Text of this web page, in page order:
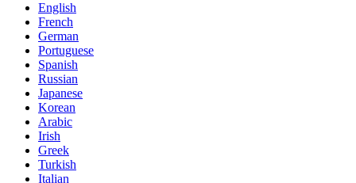
English
French
German
Portuguese
Spanish
Russian
Japanese
Korean
Arabic
Irish
Greek
Turkish
Italian